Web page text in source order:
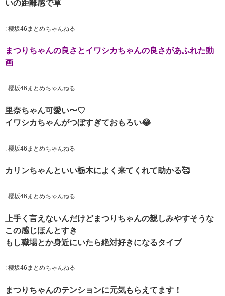
いの距離感で草
: 櫻坂46まとめちゃんねる
まつりちゃんの良さとイワシカちゃんの良さがあふれた動
画
: 櫻坂46まとめちゃんねる
里奈ちゃん可愛い〜♡
イワシカちゃんがつぼすぎておもろい😂
: 櫻坂46まとめちゃんねる
カリンちゃんといい栃木によく来てくれて助かる🥰
: 櫻坂46まとめちゃんねる
上手く言えないんだけどまつりちゃんの親しみやすそうな
この感じほんとすき
もし職場とか身近にいたら絶対好きになるタイブ
: 櫻坂46まとめちゃんねる
まつりちゃんのテンションに元気もらえてます！